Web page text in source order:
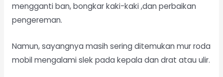
mengganti ban, bongkar kaki-kaki ,dan perbaikan
pengereman.
Namun, sayangnya masih sering ditemukan mur roda
mobil mengalami slek pada kepala dan drat atau ulir.